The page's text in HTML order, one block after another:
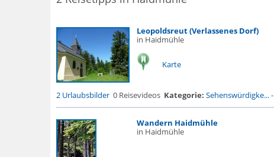
Leopoldsreut (Verlassenes Dorf)
in Haidmühle
Karte
2 Urlaubsbilder 0 Reisevideos Kategorie: Sehenswürdigke...-
Wandern Haidmühle
in Haidmühle